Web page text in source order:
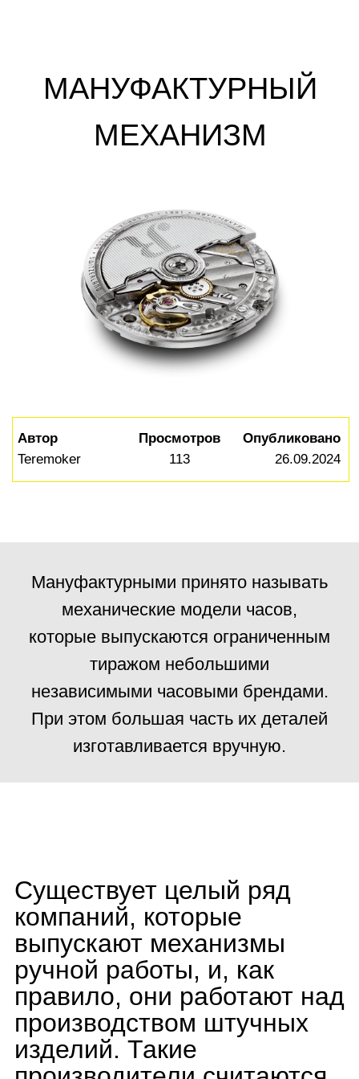
МЕХАНИЗМ
Существует целый ряд
выпускают механизмы
ручной работы, и, как
правило, они работают над
производством штучных
изделий. Такие
эталоном мануфактуры,
В идеале надпись
"Manufacture" гарантирует,
что часы изготовлены не
просто из швейцарских
компонентов, а из деталей,
произведенных именно на
собственном производстве
конкретной марки, а также
собраны и протестированы
там же.
Мануфактурными принято называть
механические модели часов,
которые выпускаются ограниченным
Просмотров
113
Опубликовано
26.09.2024